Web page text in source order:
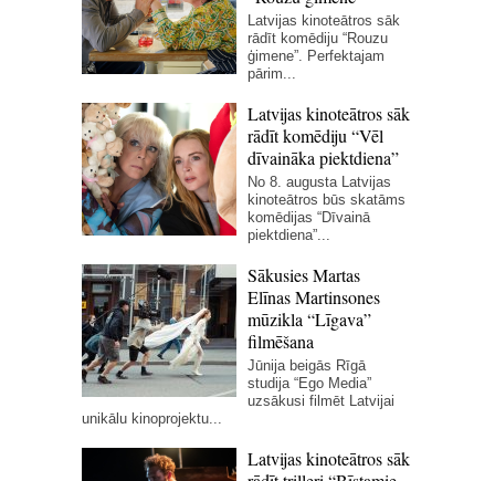
Latvijas kinoteātros sāk
rādīt komēdiju “Rouzu
ģimene”. Perfektajam
pārim...
Latvijas kinoteātros sāk
rādīt komēdiju “Vēl
dīvaināka piektdiena”
No 8. augusta Latvijas
kinoteātros būs skatāms
komēdijas “Dīvainā
piektdiena”...
Sākusies Martas
Elīnas Martinsones
mūzikla “Līgava”
filmēšana
Jūnija beigās Rīgā
studija “Ego Media”
uzsākusi filmēt Latvijai
unikālu kinoprojektu...
Latvijas kinoteātros sāk